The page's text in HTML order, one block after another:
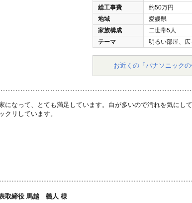
総工事費
約50万円
地域
愛媛県
家族構成
二世帯5人
テーマ
明るい部屋、広
お近くの「パナソニック
になって、とても満足しています。白が多いので汚れを気にし
クリしています。
取締役 馬越 義人 様